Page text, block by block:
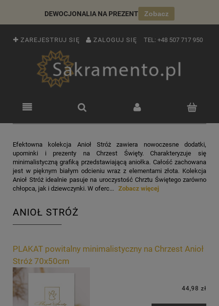
DEWOCJONALIA NA PREZENT Zobacz
ZAREJESTRUJ SIĘ ZALOGUJ SIĘ TEL: +48 507 717 950
Efektowna kolekcja Anioł Stróż zawiera nowoczesne dodatki,
upominki i prezenty na Chrzest Święty. Charakteryzuje się
minimalistyczną grafiką przedstawiającą aniołka. Całość zachowana
jest w pięknym białym odcieniu wraz z elementami złota. Kolekcja
Anioł Stróż idealnie pasuje na uroczystość Chrztu Świętego zarówno
chłopca, jak i dziewczynki. W oferc... Zobacz więcej
ANIOŁ STRÓŻ
PLAKAT powitalny minimalistyczny na Chrzest Anioł
Stróż 70x50cm
44,98 zł